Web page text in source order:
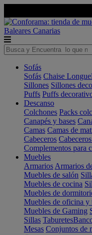
Baleares Canarias
Sofás
Sofás Chaise Longue
Sillones Sillones
Puffs Puffs
Descanso
Colchones Packs
Canapés y bases
Camas Camas de
Cabeceros
Complementos para
Muebles
Armarios Armarios
Muebles de salón
Muebles de cocina
Muebles de
Muebles de oficina y
Muebles de Gaming
Sillas Taburetes
Mesas Conjuntos de